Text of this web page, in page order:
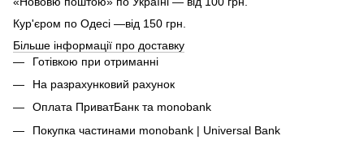
Кур'єром по Одесі —від 150 грн.
Більше інформації про доставку
Готівкою при отриманні
На разрахунковий рахунок
Оплата ПриватБанк та monobank
Покупка частинами monobank | Universal Bank